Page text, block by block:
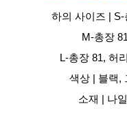
하의 사이즈 | S-
M-총장
L-총장 81, 허
색상 | 블랙,
소재 | 나